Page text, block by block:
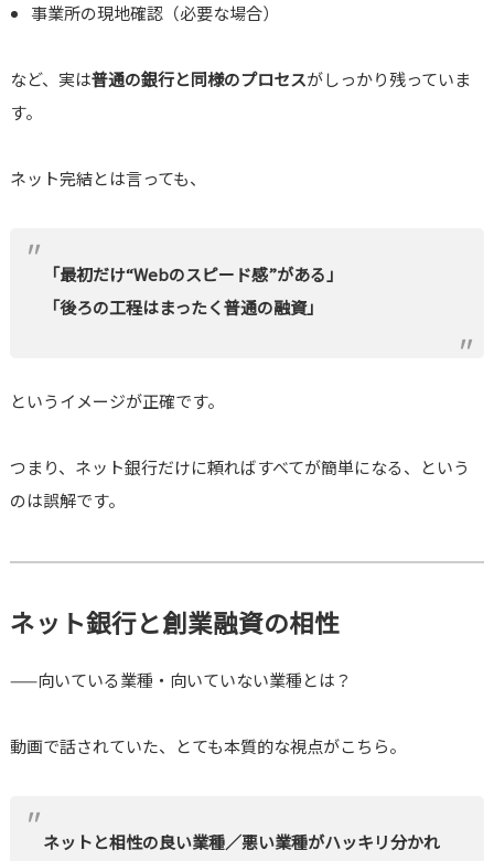
事業所の現地確認（必要な場合）
など、実は普通の銀行と同様のプロセスがしっかり残っていま
す。
ネット完結とは言っても、
「最初だけ“Webのスピード感”がある」
「後ろの工程はまったく普通の融資」
というイメージが正確です。
つまり、ネット銀行だけに頼ればすべてが簡単になる、という
のは誤解です。
ネット銀行と創業融資の相性
——向いている業種・向いていない業種とは？
動画で話されていた、とても本質的な視点がこちら。
ネットと相性の良い業種／悪い業種がハッキリ分かれ